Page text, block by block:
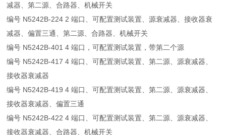
减器、第二源、合路器、机械开关
编号 N5242B-224 2 端口、可配置测试装置、源衰减器、接收器衰
减器、偏置三通、第二源、合路器、机械开关
编号 N5242B-401 4 端口，可配置测试装置，带第二个源
编号 N5242B-417 4 端口、可配置测试装置、第二源、源衰减器、
接收器衰减器
编号 N5242B-419 4 端口、可配置测试装置、第二源、源衰减器、
接收器衰减器、偏置三通
编号 N5242B-422 4 端口、可配置测试装置、第二源、源衰减器、
接收器衰减器、合路器、机械开关